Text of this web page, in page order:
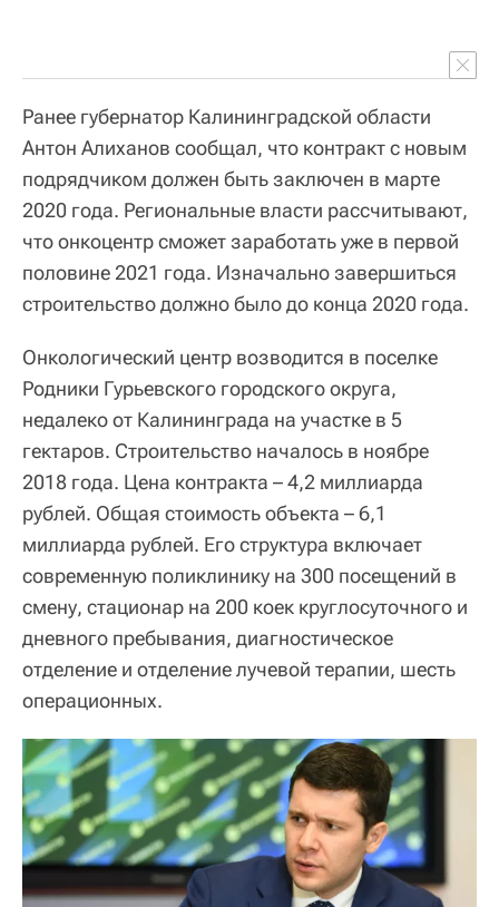
Ранее губернатор Калининградской области
Антон Алиханов сообщал, что контракт с новым
подрядчиком должен быть заключен в марте
2020 года. Региональные власти рассчитывают,
что онкоцентр сможет заработать уже в первой
половине 2021 года. Изначально завершиться
строительство должно было до конца 2020 года.
Онкологический центр возводится в поселке
Родники Гурьевского городского округа,
недалеко от Калининграда на участке в 5
гектаров. Строительство началось в ноябре
2018 года. Цена контракта – 4,2 миллиарда
рублей. Общая стоимость объекта – 6,1
миллиарда рублей. Его структура включает
современную поликлинику на 300 посещений в
смену, стационар на 200 коек круглосуточного и
дневного пребывания, диагностическое
отделение и отделение лучевой терапии, шесть
операционных.